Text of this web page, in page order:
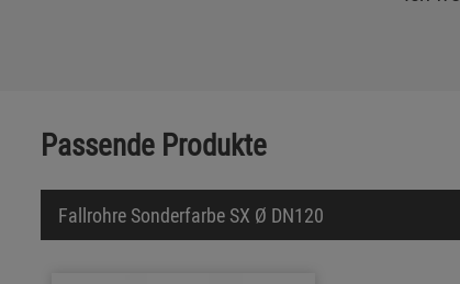
Passende Produkte
Fallrohre Sonderfarbe SX Ø DN120